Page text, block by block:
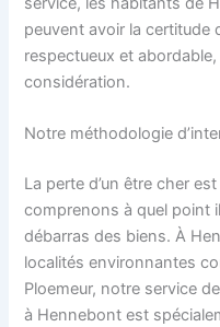
peuvent avoir la certitude
respectueux et
considération.
Notre méthodologie
La perte d’un être cher
comprenons à quel point
débarras des biens. À
localités environnantes
Ploemeur, notre service
à Hennebont est